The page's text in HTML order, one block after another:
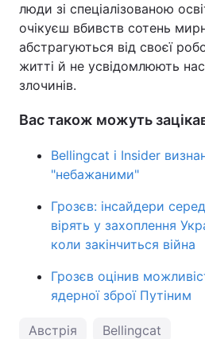
люди зі спеціалізованою
очікуєш вбивств сотень
абстрагуються від своєї
житті й не усвідомлюють
злочинів.
Вас також можуть
Bellingcat і Insider
"небажаними"
Грозєв: інсайдери
вірять у захоплення
коли закінчиться війна
Грозєв оцінив
ядерної зброї Путіним
Австрія Bellingcat